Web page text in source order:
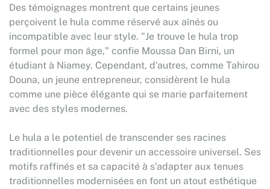
Des témoignages montrent que certains jeunes
perçoivent le hula comme réservé aux aînés ou
incompatible avec leur style. "Je trouve le hula trop
formel pour mon âge," confie Moussa Dan Birni, un
étudiant à Niamey. Cependant, d'autres, comme Tahirou
Douna, un jeune entrepreneur, considèrent le hula
comme une pièce élégante qui se marie parfaitement
avec des styles modernes.
Le hula a le potentiel de transcender ses racines
traditionnelles pour devenir un accessoire universel. Ses
motifs raffinés et sa capacité à s’adapter aux tenues
traditionnelles modernisées en font un atout esthétique